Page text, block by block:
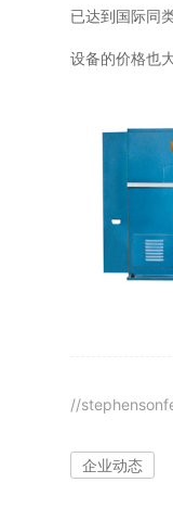
已达到国际同
设备的价格也
//
企业动态